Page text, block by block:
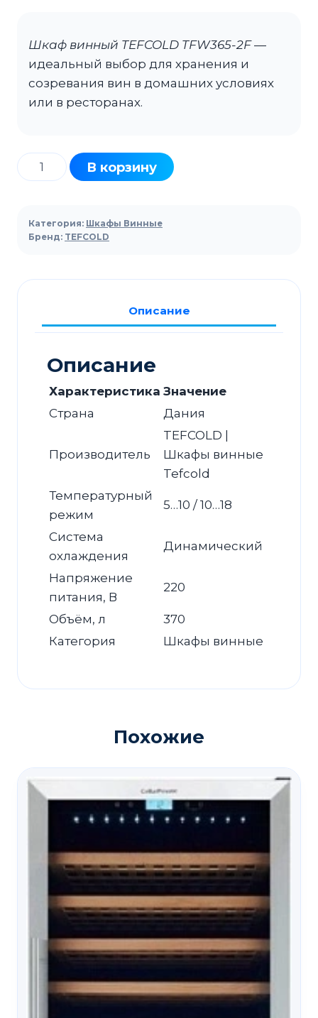
Шкаф винный TEFCOLD TFW365-2F—
идеальный выбор для хранения и
созревания вин в домашних условиях
или в ресторанах.
Количество
товара
винный
TEFCOLD
2F
дверь
рамы
В корзину
Категория: Шкафы Винные
Бренд: TEFCOLD
Описание
Описание
Характеристика Значение
Страна
Дания
Производитель
TEFCOLD |
Шкафы винные
Tefcold
Температурный
режим
5…10 / 10…18
Система
охлаждения
Динамический
Напряжение
питания, В
220
Объём, л
370
Категория
Шкафы винные
Похожие